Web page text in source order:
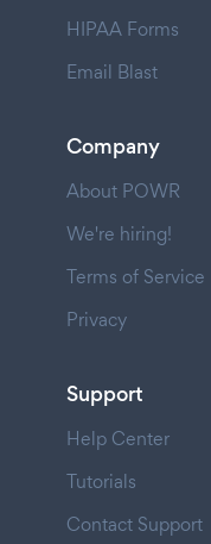
HIPAA Forms
Email Blast
Company
About POWR
We're hiring!
Terms of Service
Privacy
Support
Help Center
Tutorials
Contact Support